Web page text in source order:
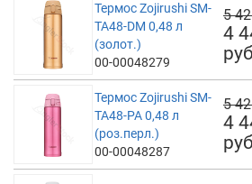
Термос Zojirushi SM-
TA48-DM 0,48 л
(золот.)
00-00048279
5
4
Термос Zojirushi SM-
TA48-PA 0,48 л
(роз.перл.)
00-00048287
5
4